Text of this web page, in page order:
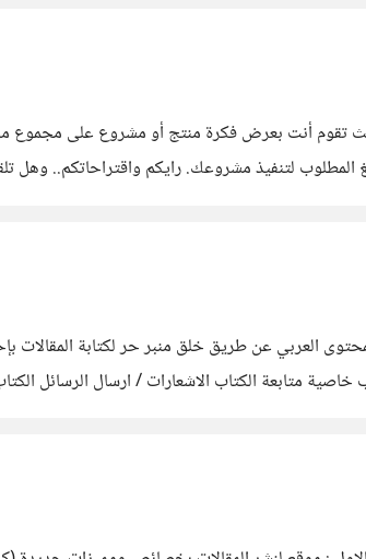
تقوم أنت بعرض فكرة منتج أو مشروع على مجموع من
المطلوب لتنفيذ مشروعك. رايكم واقتراحاتكم..
العربي عن طريق خلق منبر حر لكتابة
متابعة الكتاب الاشعارات / ارسال الرسائل